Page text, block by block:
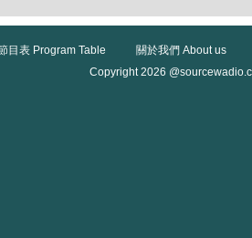
目表 Program Table
關於我們 About us
Copyright 2026